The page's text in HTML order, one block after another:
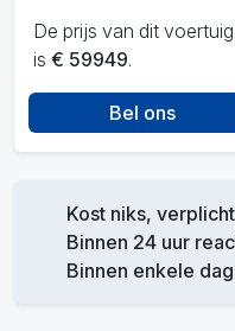
De prijs van dit
is € 59949.
Bel ons
Kost niks,
Binnen 24 uur
Binnen enkele